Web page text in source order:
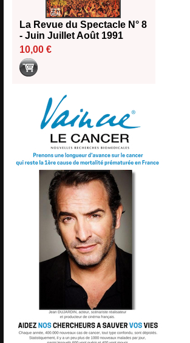
La Revue du Spectacle N° 8
- Juin Juillet Août 1991
10,00 €